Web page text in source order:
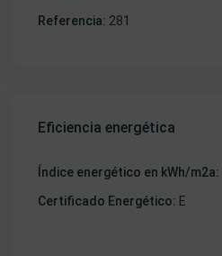
Referencia: 281
Eficiencia energética
Índice energético en kWh/m2a:
Certificado Energético: E